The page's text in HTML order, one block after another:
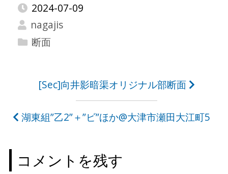
2024-07-09
nagajis
断面
ナ
ビ
ゲ
[Sec]向井影暗渠オリジナル部断面
湖東組”乙2”＋”ビ”ほか@大津市瀬田大江町5
コメントを残す